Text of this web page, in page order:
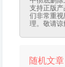
支持正版
们非常重
理。敬请谅
随机文章